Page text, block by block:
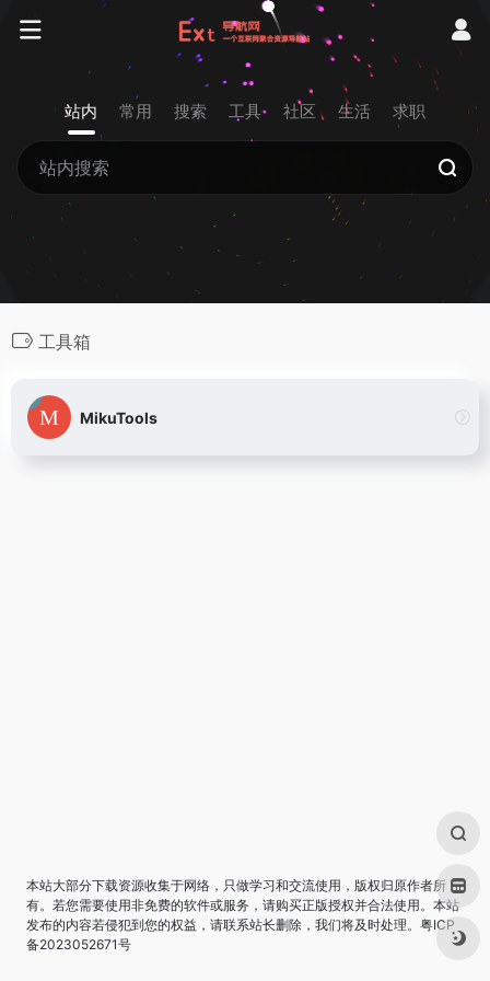
站内 常用 搜索 工具 社区 生活 求职
工具箱
MikuTools
本站大部分下载资源收集于网络，只做学习和交流使用，版权归原作者所
有。若您需要使用非免费的软件或服务，请购买正版授权并合法使用。本站
发布的内容若侵犯到您的权益，请联系站长删除，我们将及时处理。 粤ICP
备2023052671号